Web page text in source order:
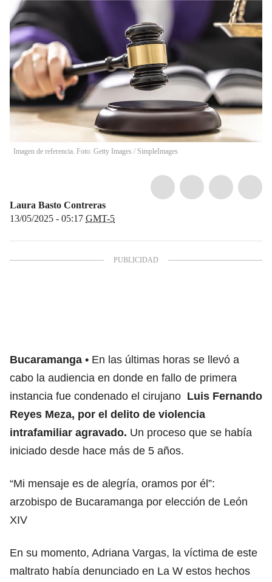
Imagen de referencia. Foto: Getty Images / SimpleImages
Laura Basto Contreras
13/05/2025 - 05:17 GMT-5
Bucaramanga
En las últimas horas se llevó a
cabo la audiencia en donde en fallo de primera
instancia fue condenado el cirujano Luis Fernando
Reyes Meza, por el delito de violencia
intrafamiliar agravado. Un proceso que se había
iniciado desde hace más de 5 años.
“Mi mensaje es de alegría, oramos por él”:
arzobispo de Bucaramanga por elección de León
XIV
En su momento, Adriana Vargas, la víctima de este
maltrato había denunciado en La W estos hechos